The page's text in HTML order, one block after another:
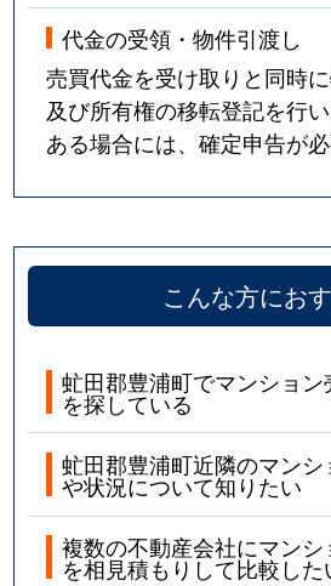
代金の受領・物件引渡し
売買代金を受け取りと同時
及び所有権の移転登記を行
ある場合には、確定申告が必
こんな方にお
虻田郡豊浦町でマンショ
を探している
虻田郡豊浦町近隣のマン
や状況について知りたい
複数の不動産会社にマン
を相見積もりして比較した